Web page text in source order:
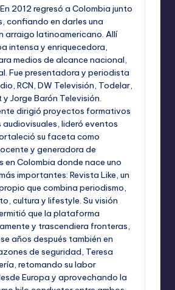
2012 regresó a Colombia junto
confiando en darles una
arraigo latinoamericano. Allí
intensa y enriquecedora,
medios de alcance nacional,
Fue presentadora y periodista
RCN, DW Televisión, Todelar,
Jorge Barón Televisión.
dirigió proyectos formativos
audiovisuales, lideró eventos
su faceta como
y generadora de
en Colombia donde nace uno
importantes: Revista Like, un
que combina periodismo,
cultura y lifestyle. Su visión
que la plataforma
y trascendiera fronteras,
años después también en
de seguridad, Teresa
retomando su labor
Europa y aprovechando la